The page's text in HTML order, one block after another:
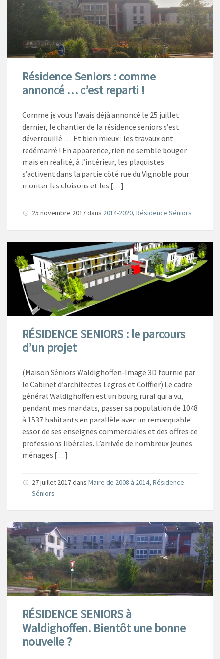
Résidence Seniors : comme
annoncé … c’est reparti !
Comme je vous l’avais déjà annoncé le 25 juillet
dernier, le chantier de la résidence seniors s’est
déverrouillé … Et bien mieux : les travaux ont
redémarré ! En apparence, rien ne semble bouger
mais en réalité, à l’intérieur, les plaquistes
s’activent dans la partie côté rue du Vignoble pour
monter les cloisons et les […]
25 novembre 2017dans 2014-2020, Résidence Séniors
RÉSIDENCE SENIORS : le parcours
d’un projet
(Maison Séniors Waldighoffen-Image 3D fournie par
le Cabinet d’architectes Legros et Coiffier) Le cadre
général Waldighoffen est un bourg rural qui a vu,
pendant mes mandats, passer sa population de 1048
à 1537 habitants en parallèle avec un remarquable
essor de ses enseignes commerciales et des offres de
professions libérales. L’arrivée de nombreux jeunes
ménages […]
27 juillet 2017dans Maire de 2008 à 2014, Résidence
Séniors
RÉSIDENCE SENIORS à
Waldighoffen. Bientôt une bonne
nouvelle ?